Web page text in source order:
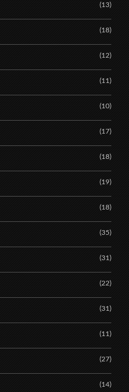
(13)
(18)
(12)
(11)
(10)
(17)
(18)
(19)
(18)
(35)
(31)
(22)
(31)
(11)
(27)
(14)